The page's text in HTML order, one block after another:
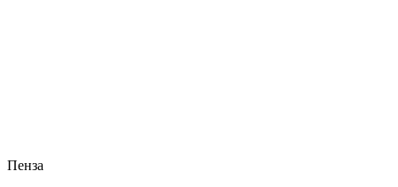
Пенза